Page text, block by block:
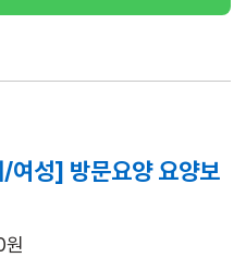
성] 방문요양 요양보